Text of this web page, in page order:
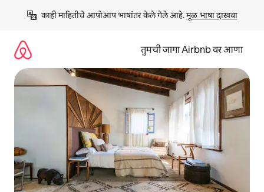
काही माहितीचे आपोआप भाषांतर केले गेले आहे. मूळ भाषा दाखवा
तुमची जागा Airbnb वर आणा